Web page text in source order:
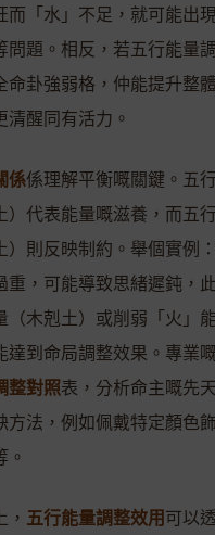
而「水」不足，就可能出
問題。相反，若五行能量
命卦強弱格，仲能提升整
清醒同有活力。
係係理解平衡嘅關鍵。五
）代表能量嘅滋養，而五
）則反映制約。舉個實例
重，可能導致思緒遲鈍，
（木剋土）或削弱「火」
達到命局調整效果。專業
整對照表，分析命主嘅先
方法，例如佩戴特定顏色
。
五行能量調整效用可以